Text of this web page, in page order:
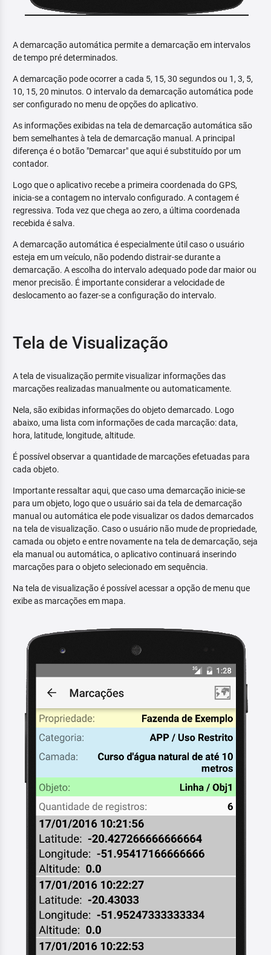
A demarcação automática permite a demarcação em intervalos
de tempo pré determinados.
A demarcação pode ocorrer a cada 5, 15, 30 segundos ou 1, 3, 5,
10, 15, 20 minutos. O intervalo da demarcação automática pode
ser configurado no menu de opções do aplicativo.
As informações exibidas na tela de demarcação automática são
bem semelhantes à tela de demarcação manual. A principal
diferença é o botão "Demarcar" que aqui é substituído por um
contador.
Logo que o aplicativo recebe a primeira coordenada do GPS,
inicia-se a contagem no intervalo configurado. A contagem é
regressiva. Toda vez que chega ao zero, a última coordenada
recebida é salva.
A demarcação automática é especialmente útil caso o usuário
esteja em um veículo, não podendo distrair-se durante a
demarcação. A escolha do intervalo adequado pode dar maior ou
menor precisão. É importante considerar a velocidade de
deslocamento ao fazer-se a configuração do intervalo.
Tela de Visualização
A tela de visualização permite visualizar informações das
marcações realizadas manualmente ou automaticamente.
Nela, são exibidas informações do objeto demarcado. Logo
abaixo, uma lista com informações de cada marcação: data,
hora, latitude, longitude, altitude.
É possível observar a quantidade de marcações efetuadas para
cada objeto.
Importante ressaltar aqui, que caso uma demarcação inicie-se
para um objeto, logo que o usuário sai da tela de demarcação
manual ou automática ele pode visualizar os dados demarcados
na tela de visualização. Caso o usuário não mude de propriedade,
camada ou objeto e entre novamente na tela de demarcação, seja
ela manual ou automática, o aplicativo continuará inserindo
marcações para o objeto selecionado em sequência.
Na tela de visualização é possível acessar a opção de menu que
exibe as marcações em mapa.